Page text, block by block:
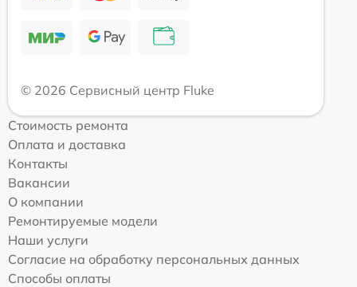
© 2026 Сервисный центр Fluke
Стоимость ремонта
Оплата и доставка
Контакты
Вакансии
О компании
Ремонтируемые модели
Наши услуги
Согласие на обработку персональных данных
Способы оплаты